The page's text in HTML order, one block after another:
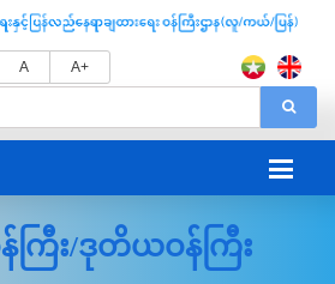
A A+
ကြီး/ဒုတိယဝန်ကြီး